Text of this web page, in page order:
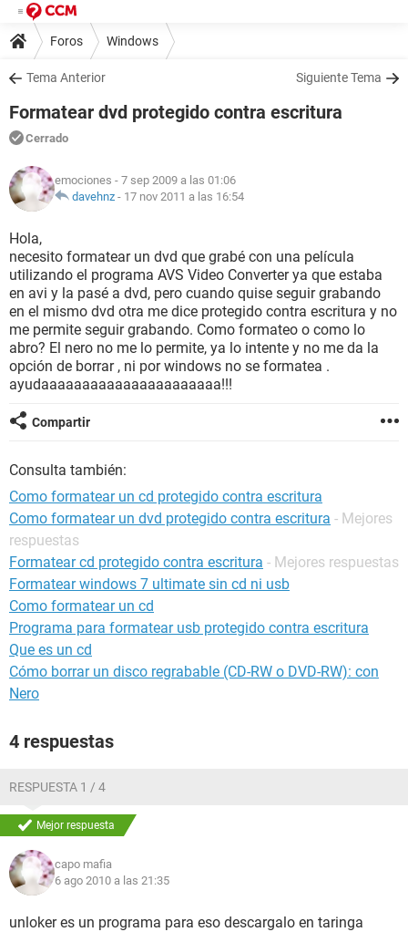
Foros Windows
Tema Anterior Siguiente Tema
Formatear dvd protegido contra escritura
Cerrado
emociones - 7 sep 2009 a las 01:06
davehnz - 17 nov 2011 a las 16:54
Hola,
necesito formatear un dvd que grabé con una película
utilizando el programa AVS Video Converter ya que estaba
en avi y la pasé a dvd, pero cuando quise seguir grabando
en el mismo dvd otra me dice protegido contra escritura y no
me permite seguir grabando. Como formateo o como lo
abro? El nero no me lo permite, ya lo intente y no me da la
opción de borrar , ni por windows no se formatea .
ayudaaaaaaaaaaaaaaaaaaaaaa!!!
Compartir
Consulta también:
Como formatear un cd protegido contra escritura
Como formatear un dvd protegido contra escritura - Mejores
respuestas
Formatear cd protegido contra escritura - Mejores respuestas
Formatear windows 7 ultimate sin cd ni usb
Como formatear un cd
Programa para formatear usb protegido contra escritura
Que es un cd
Cómo borrar un disco regrabable (CD-RW o DVD-RW): con
Nero
4 respuestas
RESPUESTA 1 / 4
Mejor respuesta
capo mafia
6 ago 2010 a las 21:35
unloker es un programa para eso descargalo en taringa